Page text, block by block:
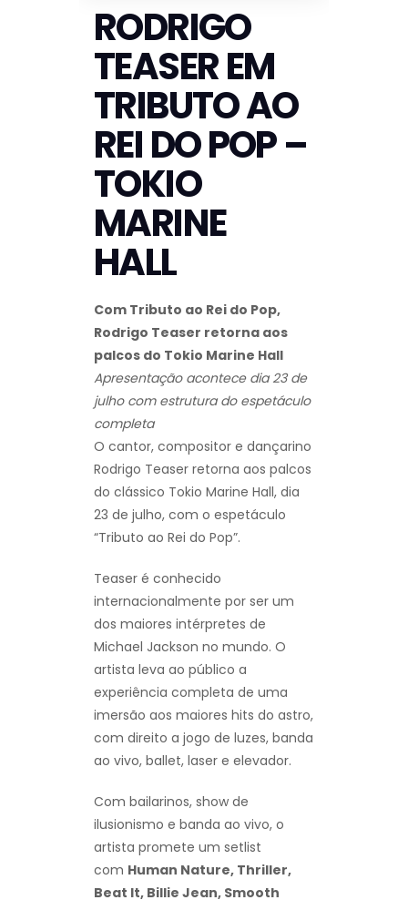
RODRIGO
TEASER EM
TRIBUTO AO
REI DO POP –
TOKIO
MARINE
HALL
Com Tributo ao Rei do Pop,
Rodrigo Teaser retorna aos
palcos do Tokio Marine Hall
Apresentação acontece dia 23 de
julho com estrutura do espetáculo
completa
O cantor, compositor e dançarino
Rodrigo Teaser retorna aos palcos
do clássico Tokio Marine Hall, dia
23 de julho, com o espetáculo
“Tributo ao Rei do Pop”.
Teaser é conhecido
internacionalmente por ser um
dos maiores intérpretes de
Michael Jackson no mundo. O
artista leva ao público a
experiência completa de uma
imersão aos maiores hits do astro,
com direito a jogo de luzes, banda
ao vivo, ballet, laser e elevador.
Com bailarinos, show de
ilusionismo e banda ao vivo, o
artista promete um setlist
com Human Nature, Thriller,
Beat It, Billie Jean, Smooth